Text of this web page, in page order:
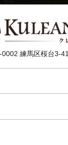
0002 練馬区桜台3-